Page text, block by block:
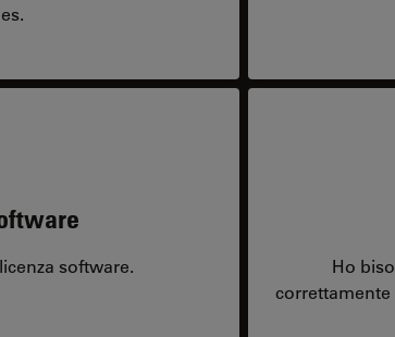
software.
Ho
correttamente